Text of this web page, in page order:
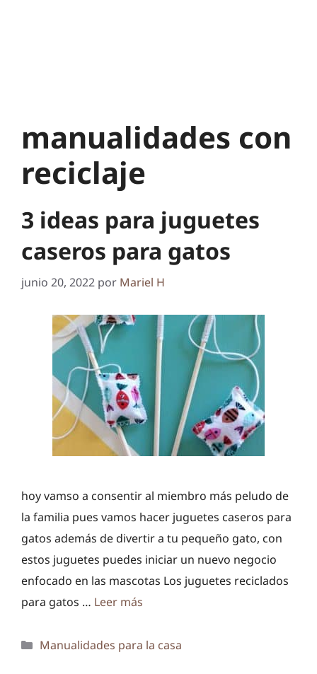
manualidades con
reciclaje
3 ideas para juguetes
caseros para gatos
junio 20, 2022 por Mariel H
hoy vamso a consentir al miembro más peludo de
la familia pues vamos hacer juguetes caseros para
gatos además de divertir a tu pequeño gato, con
estos juguetes puedes iniciar un nuevo negocio
enfocado en las mascotas Los juguetes reciclados
para gatos … Leer más
Categorías
Manualidades para la casa